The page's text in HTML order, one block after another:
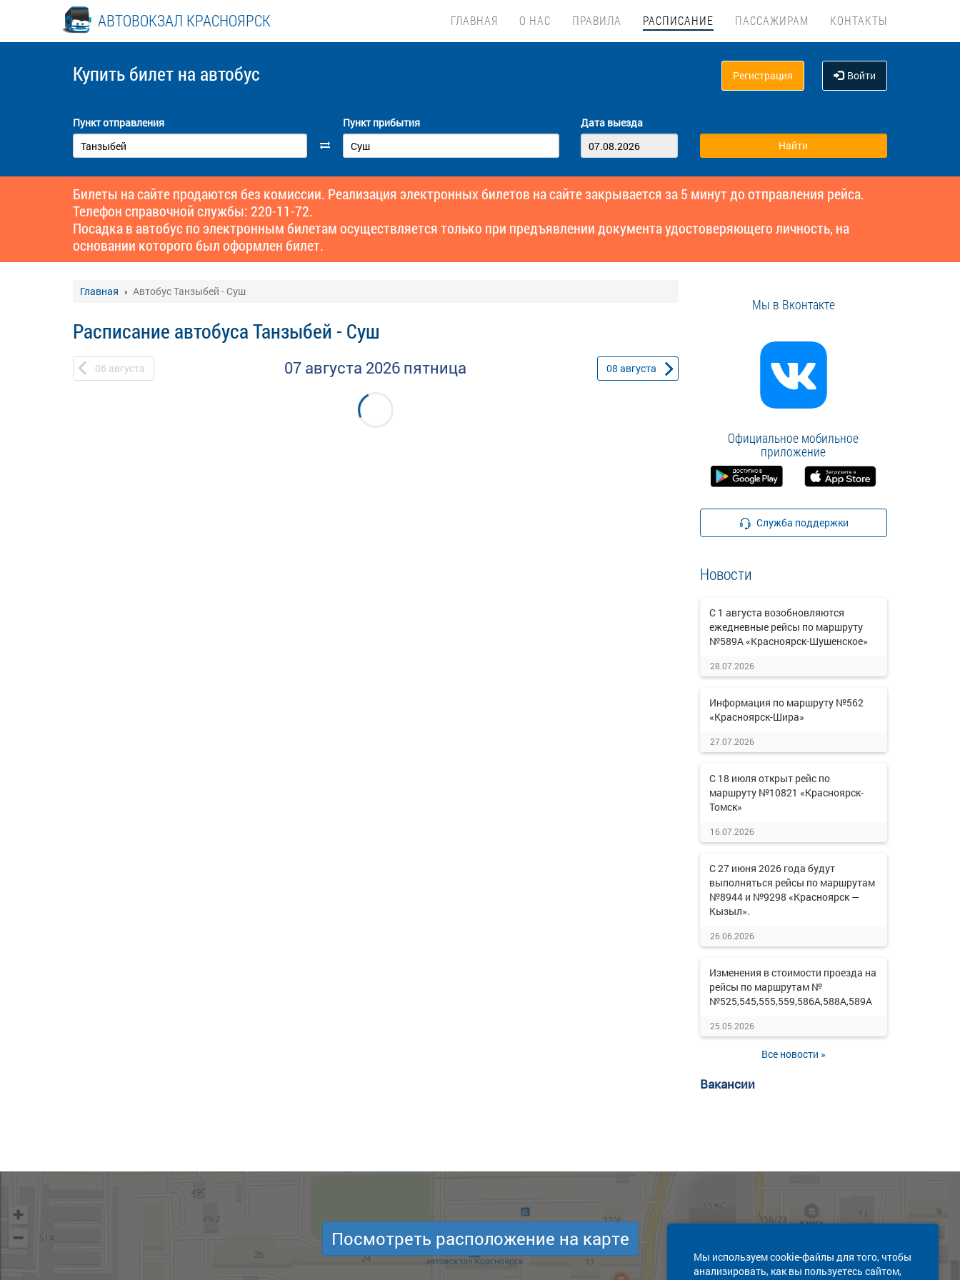
АВТОВОКЗАЛ КРАСНОЯРСК ГЛАВНАЯ О НАС ПРАВИЛА РАСПИСАНИЕ ПАССАЖИРАМ КОНТАКТЫ
Купить билет на автобус Регистрация Войти
Пункт отправления Пункт прибытия Дата выезда
Билеты на сайте продаются без комиссии. Реализация электронных билетов на сайте закрывается за 5 минут до отправления рейса.
Телефон справочной службы: 220-11-72.
Посадка в автобус по электронным билетам осуществляется только при предъявлении документа удостоверяющего личность, на
основании которого был оформлен билет.
Главная Автобус Танзыбей - Суш
Расписание автобуса Танзыбей - Суш
06 августа 07 августа 2026 пятница 08 августа
Мы в Вконтакте
Официальное мобильное
приложение
Служба поддержки
Новости
С 1 августа возобновляются
ежедневные рейсы по маршруту
№589А «Красноярск-Шушенское»
28.07.2026
Информация по маршруту №562
«Красноярск-Шира»
27.07.2026
С 18 июля открыт рейс по
маршруту №10821 «Красноярск-
Томск»
16.07.2026
С 27 июня 2026 года будут
выполняться рейсы по маршрутам
№8944 и №9298 «Красноярск —
Кызыл».
26.06.2026
Изменения в стоимости проезда на
рейсы по маршрутам №
№525,545,555,559,586А,588А,589А
25.05.2026
Все новости »
Вакансии
Мы используем cookie-файлы для того, чтобы
анализировать, как вы пользуетесь сайтом,
Посмотреть расположение на карте